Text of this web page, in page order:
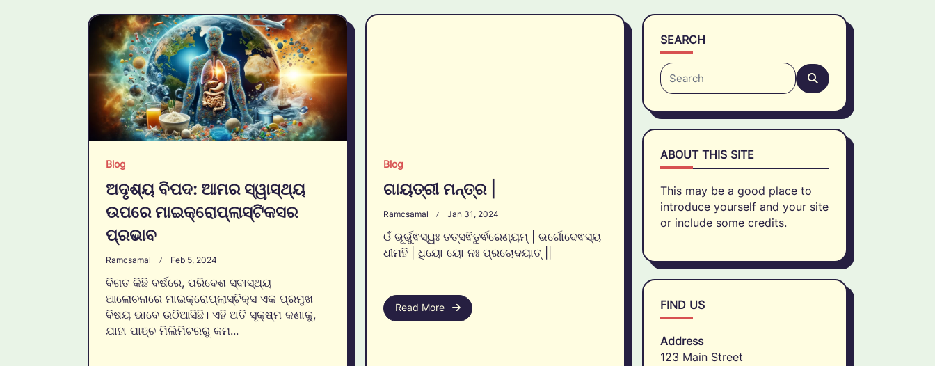
Blog
ଅଦୃଶ୍ୟ ବିପଦ: ଆମର ସ୍ୱାସ୍ଥ୍ୟ
ଉପରେ ମାଇକ୍ରୋପ୍ଲାସ୍ଟିକସର
ପ୍ରଭାବ
Ramcsamal Feb 5, 2024
ବିଗତ କିଛି ବର୍ଷରେ, ପରିବେଶ ସ୍ବାସ୍ଥ୍ୟ
ଆଲୋଚନାରେ ମାଇକ୍ରୋପ୍ଲାସ୍ଟିକ୍ସ ଏକ ପ୍ରମୁଖ
ବିଷୟ ଭାବେ ଉଠିଆସିଛି। ଏହି ଅତି ସୂକ୍ଷ୍ମ କଣାକୁ,
ଯାହା ପାଞ୍ଚ ମିଲିମିଟରରୁ କମ...
Blog
ଗାୟତ୍ରୀ ମନ୍ତ୍ର |
Ramcsamal Jan 31, 2024
ଓଁ ଭୂର୍ଭୁଵସ୍ୱଃ ତତ୍ସଵିତୁର୍ଵରେଣ୍ୟମ୍ | ଭର୍ଗୋଦେଵସ୍ୟ
ଧୀମହି | ଧିୟୋ ୟୋ ନଃ ପ୍ରଚୋଦୟାତ୍ ||
Read More
SEARCH
Search
for:
ABOUT THIS SITE
This may be a good place to
introduce yourself and your site
or include some credits.
FIND US
Address
123 Main Street